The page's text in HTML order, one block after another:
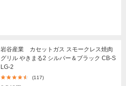
岩谷産業 カセットガス スモークレス焼肉
グリル やきまる2 シルバー＆ブラック CB-S
LG-2
(117)